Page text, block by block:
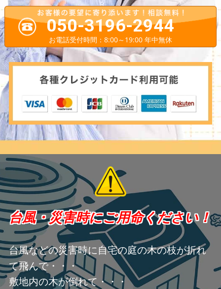
050-3196-2944
お電話受付時間：8:00～19:00 年中無休
台風・災害時にご用命ください！
台風などの災害時に自宅の庭の木の枝が折れ
て飛んで・・・
敷地内の木が倒れて・・・